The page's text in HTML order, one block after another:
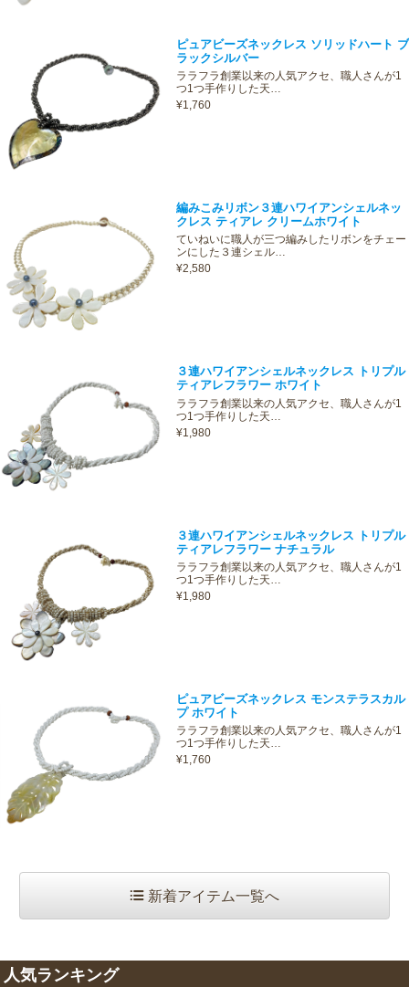
ピュアビーズネックレス ソリッドハート ブ
ラックシルバー
ララフラ創業以来の人気アクセ、職人さんが1
つ1つ手作りした天…
¥1,760
編みこみリボン３連ハワイアンシェルネッ
クレス ティアレ クリームホワイト
ていねいに職人が三つ編みしたリボンをチェー
ンにした３連シェル…
¥2,580
３連ハワイアンシェルネックレス トリプル
ティアレフラワー ホワイト
ララフラ創業以来の人気アクセ、職人さんが1
つ1つ手作りした天…
¥1,980
３連ハワイアンシェルネックレス トリプル
ティアレフラワー ナチュラル
ララフラ創業以来の人気アクセ、職人さんが1
つ1つ手作りした天…
¥1,980
ピュアビーズネックレス モンステラスカル
プ ホワイト
ララフラ創業以来の人気アクセ、職人さんが1
つ1つ手作りした天…
¥1,760
新着アイテム一覧へ
人気ランキング